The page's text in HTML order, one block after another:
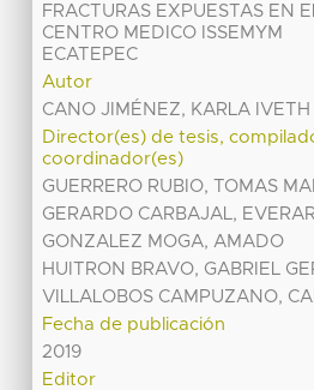
FRACTURAS EXPUESTAS EN EL
CENTRO MEDICO ISSEMYM
ECATEPEC
Autor
CANO JIMÉNEZ, KARLA IVETH
Director(es) de tesis,
coordinador(es)
GUERRERO RUBIO, TOMAS
GERARDO CARBAJAL,
GONZALEZ MOGA, AMADO
HUITRON BRAVO, GABRIEL
VILLALOBOS CAMPUZANO,
Fecha de publicación
2019
Editor